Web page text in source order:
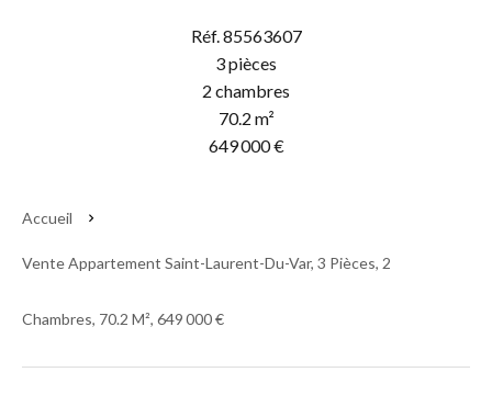
Réf. 85563607
3 pièces
2 chambres
70.2 m²
649 000 €
Accueil
Vente Appartement Saint-Laurent-Du-Var, 3 Pièces, 2
Chambres, 70.2 M², 649 000 €